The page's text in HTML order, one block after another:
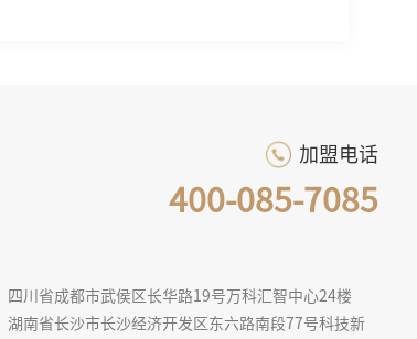
加盟电话
400-085-7085
四川省成都市武侯区长华路19号万科汇智中心24楼
湖南省长沙市长沙经济开发区东六路南段77号科技新